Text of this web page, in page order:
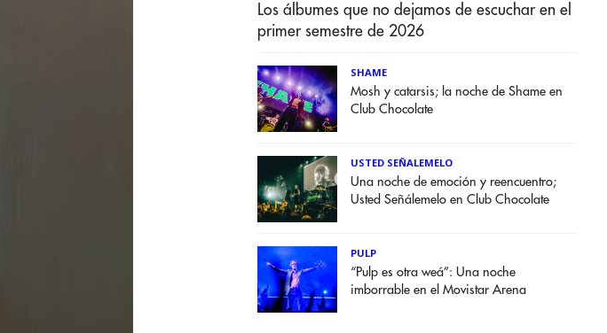
Los álbumes que no dejamos de escuchar en el
primer semestre de 2026
SHAME
Mosh y catarsis; la noche de Shame en
Club Chocolate
USTED SEÑALEMELO
Una noche de emoción y reencuentro;
Usted Señálemelo en Club Chocolate
PULP
“Pulp es otra weá”: Una noche
imborrable en el Movistar Arena